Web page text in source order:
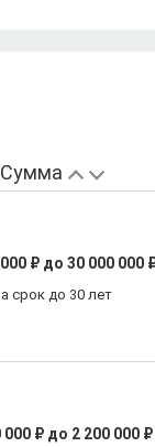
Сумма
₽ до 30 000 000
срок до 30 лет
000 ₽ до 2 200 000 ₽